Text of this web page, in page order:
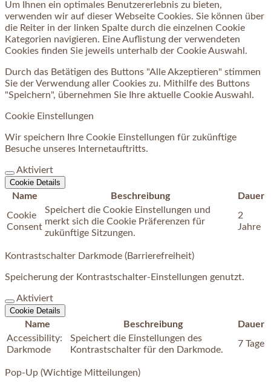
Um Ihnen ein optimales Benutzererlebnis zu bieten,
verwenden wir auf dieser Webseite Cookies. Sie können über
die Reiter in der linken Spalte durch die einzelnen Cookie
Kategorien navigieren. Eine Auflistung der verwendeten
Cookies finden Sie jeweils unterhalb der Cookie Auswahl.
Durch das Betätigen des Buttons "Alle Akzeptieren" stimmen
Sie der Verwendung aller Cookies zu. Mithilfe des Buttons
"Speichern", übernehmen Sie Ihre aktuelle Cookie Auswahl.
Cookie Einstellungen
Wir speichern Ihre Cookie Einstellungen für zukünftige
Besuche unseres Internetauftritts.
Aktiviert
Cookie Details
Name Beschreibung
Dauer
Cookie
Consent
Speichert die Cookie Einstellungen und
merkt sich die Cookie Präferenzen für
zukünftige Sitzungen.
2
Jahre
Kontrastschalter Darkmode (Barrierefreiheit)
Speicherung der Kontrastschalter-Einstellungen genutzt.
Aktiviert
Cookie Details
Name Beschreibung
Dauer
Accessibility:
Darkmode
Speichert die Einstellungen des
Kontrastschalter für den Darkmode.
7 Tage
Pop-Up (Wichtige Mitteilungen)